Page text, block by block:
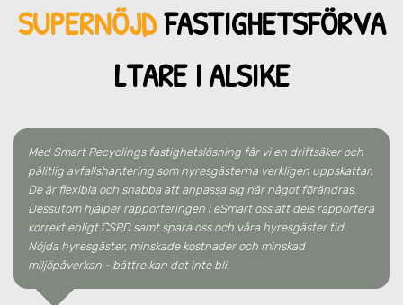
SUPERNÖJDFASTIGHETSFÖRVA
LTARE I ALSIKE
Med Smart Recyclings fastighetslösning får vi en driftsäker och
pålitlig avfallshantering som hyresgästerna verkligen uppskattar.
De är flexibla och snabba att anpassa sig när något förändras.
Dessutom hjälper rapporteringen i eSmart oss att dels rapportera
korrekt enligt CSRD samt spara oss och våra hyresgäster tid.
Nöjda hyresgäster, minskade kostnader och minskad
miljöpåverkan - bättre kan det inte bli.